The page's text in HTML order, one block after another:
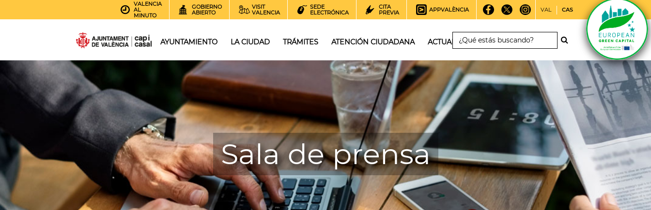
VALENCIA
AL
MINUTO
GOBIERNO
ABIERTO
VISIT
VALENCIA
SEDE
ELECTRÓNICA
CITA
PREVIA
APPVALÈNCIA VAL CAS
AYUNTAMIENTO LA CIUDAD TRÁMITES ATENCIÓN CIUDADANA ACTUALIDAD
Sala de prensa